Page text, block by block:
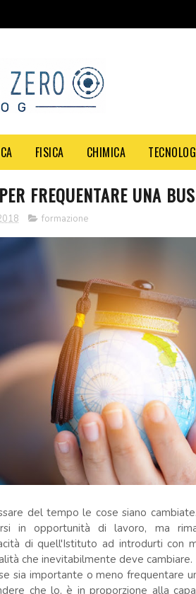
FISICA CHIMICA
FREQUENTARE UNA
formazione
del tempo le cose siano
in opportunità di lavoro, ma
di quell'Istituto ad introdurti con
che inevitabilmente deve cambiare.
sia importante o meno frequentare
che lo, è in proporzione alla